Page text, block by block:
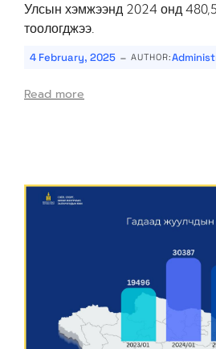
Улсын хэмжээнд 2024 онд
тоологджээ.
4 February, 2025 - AUTHOR:
Read more